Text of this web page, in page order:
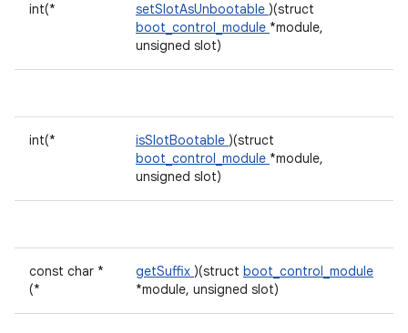
int(* setSlotAsUnbootable )(struct
boot_control_module *module,
unsigned slot)
int(* isSlotBootable )(struct
boot_control_module *module,
unsigned slot)
const char *
(*
getSuffix )(struct boot_control_module
*module, unsigned slot)